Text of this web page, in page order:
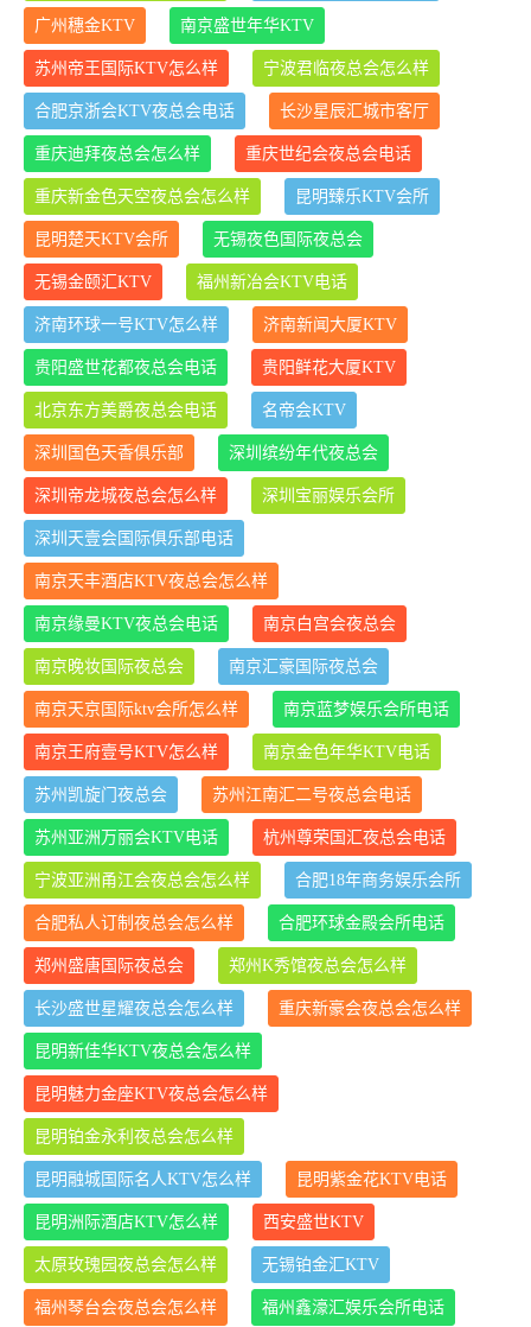
广州穗金KTV 南京盛世年华KTV
苏州帝王国际KTV怎么样 宁波君临夜总会怎么样
合肥京浙会KTV夜总会电话 长沙星辰汇城市客厅
重庆迪拜夜总会怎么样 重庆世纪会夜总会电话
重庆新金色天空夜总会怎么样 昆明臻乐KTV会所
昆明楚天KTV会所 无锡夜色国际夜总会
无锡金颐汇KTV 福州新冶会KTV电话
济南环球一号KTV怎么样 济南新闻大厦KTV
贵阳盛世花都夜总会电话 贵阳鲜花大厦KTV
北京东方美爵夜总会电话 名帝会KTV
深圳国色天香俱乐部 深圳缤纷年代夜总会
深圳帝龙城夜总会怎么样 深圳宝丽娱乐会所
深圳天壹会国际俱乐部电话
南京天丰酒店KTV夜总会怎么样
南京缘曼KTV夜总会电话 南京白宫会夜总会
南京晚妆国际夜总会 南京汇豪国际夜总会
南京天京国际ktv会所怎么样 南京蓝梦娱乐会所电话
南京王府壹号KTV怎么样 南京金色年华KTV电话
苏州凯旋门夜总会 苏州江南汇二号夜总会电话
苏州亚洲万丽会KTV电话 杭州尊荣国汇夜总会电话
宁波亚洲甬江会夜总会怎么样 合肥18年商务娱乐会所
合肥私人订制夜总会怎么样 合肥环球金殿会所电话
郑州盛唐国际夜总会 郑州K秀馆夜总会怎么样
长沙盛世星耀夜总会怎么样 重庆新豪会夜总会怎么样
昆明新佳华KTV夜总会怎么样
昆明魅力金座KTV夜总会怎么样
昆明铂金永利夜总会怎么样
昆明融城国际名人KTV怎么样 昆明紫金花KTV电话
昆明洲际酒店KTV怎么样 西安盛世KTV
太原玫瑰园夜总会怎么样 无锡铂金汇KTV
福州琴台会夜总会怎么样 福州鑫濠汇娱乐会所电话